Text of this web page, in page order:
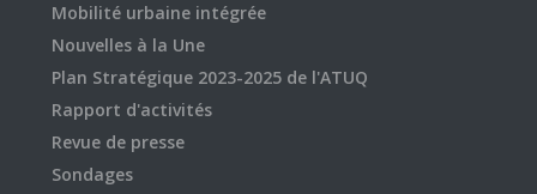
Mobilité urbaine intégrée
Nouvelles à la Une
Plan Stratégique 2023-2025 de l'ATUQ
Rapport d'activités
Revue de presse
Sondages